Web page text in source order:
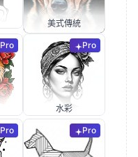
美式傳統
Pro Pro
水彩
Pro Pro